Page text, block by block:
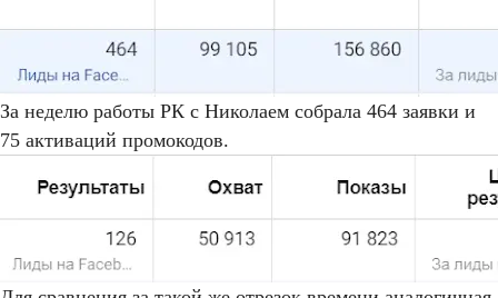
За неделю работы РК с Николаем собрала 464 заявки и
75 активаций промокодов.